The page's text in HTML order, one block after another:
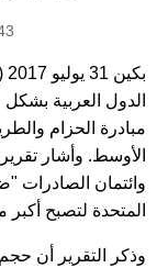
السياحة
الصور
الدول العربية
مبادرة الحزام
الأوسط. وأشار
وائتمان الصادرات
المتحدة لتصبح
وذكر التقرير أن